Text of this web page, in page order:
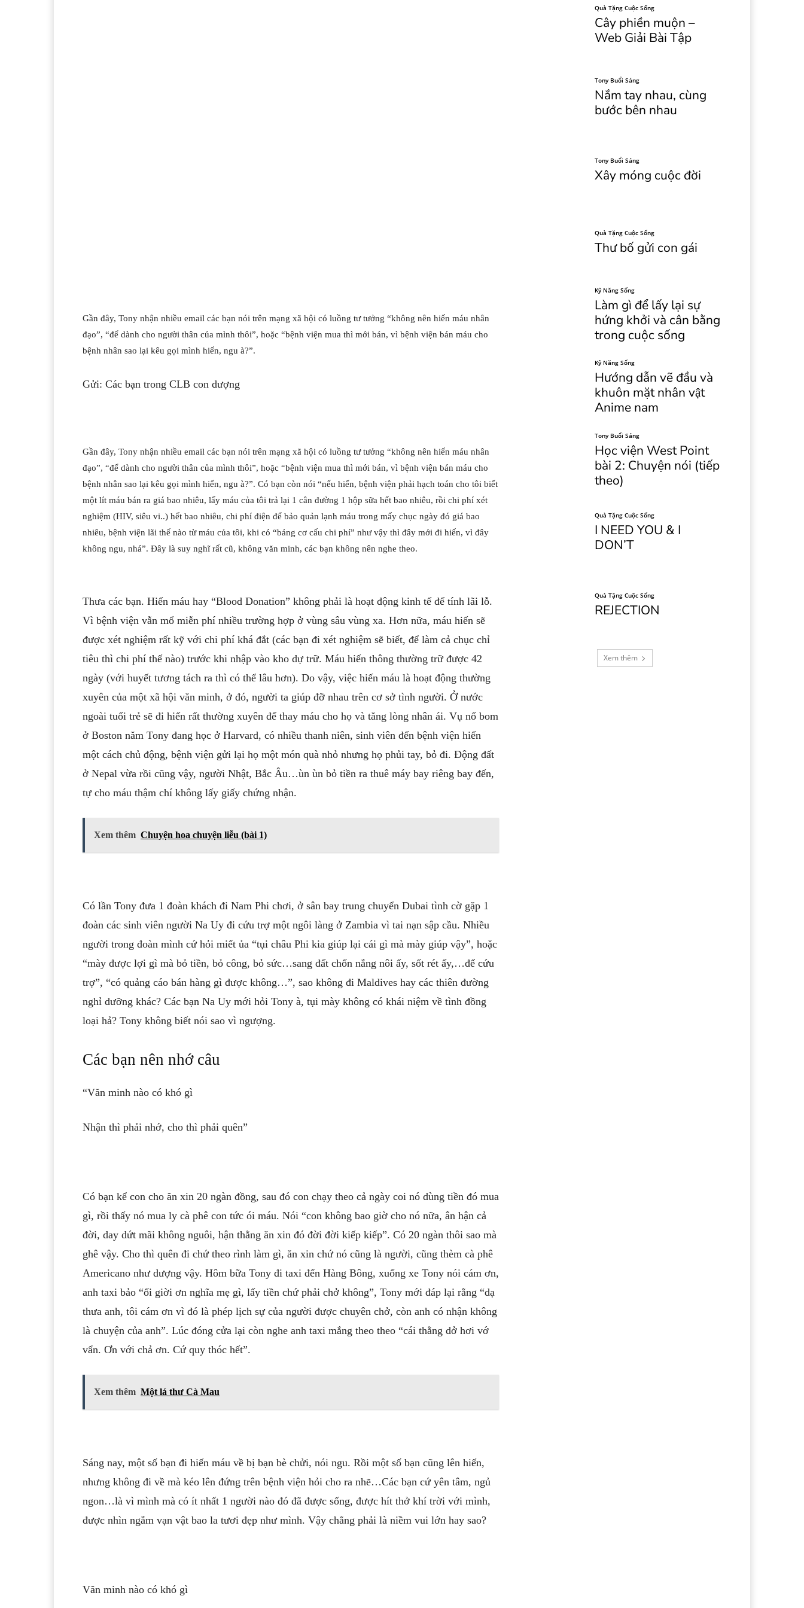
Gần đây, Tony nhận nhiều email các bạn nói trên mạng xã hội có luồng tư tưởng “không nên hiến máu nhân
đạo”, “để dành cho người thân của mình thôi”, hoặc “bệnh viện mua thì mới bán, vì bệnh viện bán máu cho
bệnh nhân sao lại kêu gọi mình hiến, ngu à?”.
Gửi: Các bạn trong CLB con dượng
Gần đây, Tony nhận nhiều email các bạn nói trên mạng xã hội có luồng tư tưởng “không nên hiến máu nhân
đạo”, “để dành cho người thân của mình thôi”, hoặc “bệnh viện mua thì mới bán, vì bệnh viện bán máu cho
bệnh nhân sao lại kêu gọi mình hiến, ngu à?”. Có bạn còn nói “nếu hiến, bệnh viện phải hạch toán cho tôi biết
một lít máu bán ra giá bao nhiêu, lấy máu của tôi trả lại 1 cân đường 1 hộp sữa hết bao nhiêu, rồi chi phí xét
nghiệm (HIV, siêu vi..) hết bao nhiêu, chi phí điện để bảo quản lạnh máu trong mấy chục ngày đó giá bao
nhiêu, bệnh viện lãi thế nào từ máu của tôi, khi có “bảng cơ cấu chi phí” như vậy thì đây mới đi hiến, vì đây
không ngu, nhá”. Đây là suy nghĩ rất cũ, không văn minh, các bạn không nên nghe theo.
Thưa các bạn. Hiến máu hay “Blood Donation” không phải là hoạt động kinh tế để tính lãi lỗ.
Vì bệnh viện vẫn mổ miễn phí nhiều trường hợp ở vùng sâu vùng xa. Hơn nữa, máu hiến sẽ
được xét nghiệm rất kỹ với chi phí khá đắt (các bạn đi xét nghiệm sẽ biết, để làm cả chục chỉ
tiêu thì chi phí thế nào) trước khi nhập vào kho dự trữ. Máu hiến thông thường trữ được 42
ngày (với huyết tương tách ra thì có thể lâu hơn). Do vậy, việc hiến máu là hoạt động thường
xuyên của một xã hội văn minh, ở đó, người ta giúp đỡ nhau trên cơ sở tình người. Ở nước
ngoài tuổi trẻ sẽ đi hiến rất thường xuyên để thay máu cho họ và tăng lòng nhân ái. Vụ nổ bom
ở Boston năm Tony đang học ở Harvard, có nhiều thanh niên, sinh viên đến bệnh viện hiến
một cách chủ động, bệnh viện gửi lại họ một món quà nhỏ nhưng họ phủi tay, bỏ đi. Động đất
ở Nepal vừa rồi cũng vậy, người Nhật, Bắc Âu…ùn ùn bỏ tiền ra thuê máy bay riêng bay đến,
tự cho máu thậm chí không lấy giấy chứng nhận.
Xem thêm Chuyện hoa chuyện liễu (bài 1)
Có lần Tony đưa 1 đoàn khách đi Nam Phi chơi, ở sân bay trung chuyển Dubai tình cờ gặp 1
đoàn các sinh viên người Na Uy đi cứu trợ một ngôi làng ở Zambia vì tai nạn sập cầu. Nhiều
người trong đoàn mình cứ hỏi miết ủa “tụi châu Phi kia giúp lại cái gì mà mày giúp vậy”, hoặc
“mày được lợi gì mà bỏ tiền, bỏ công, bỏ sức…sang đất chốn nắng nôi ấy, sốt rét ấy,…để cứu
trợ”, “có quảng cáo bán hàng gì được không…”, sao không đi Maldives hay các thiên đường
nghỉ dưỡng khác? Các bạn Na Uy mới hỏi Tony à, tụi mày không có khái niệm về tình đồng
loại hả? Tony không biết nói sao vì ngượng.
Các bạn nên nhớ câu
“Văn minh nào có khó gì
Nhận thì phải nhớ, cho thì phải quên”
Có bạn kể con cho ăn xin 20 ngàn đồng, sau đó con chạy theo cả ngày coi nó dùng tiền đó mua
gì, rồi thấy nó mua ly cà phê con tức ói máu. Nói “con không bao giờ cho nó nữa, ân hận cả
đời, day dứt mãi không nguôi, hận thằng ăn xin đó đời đời kiếp kiếp”. Có 20 ngàn thôi sao mà
ghê vậy. Cho thì quên đi chứ theo rình làm gì, ăn xin chứ nó cũng là người, cũng thèm cà phê
Americano như dượng vậy. Hôm bữa Tony đi taxi đến Hàng Bông, xuống xe Tony nói cám ơn,
anh taxi bảo “ối giời ơn nghĩa mẹ gì, lấy tiền chứ phải chở không”, Tony mới đáp lại rằng “dạ
thưa anh, tôi cám ơn vì đó là phép lịch sự của người được chuyên chở, còn anh có nhận không
là chuyện của anh”. Lúc đóng cửa lại còn nghe anh taxi mắng theo theo “cái thằng dở hơi vớ
vẩn. Ơn với chả ơn. Cứ quy thóc hết”.
Xem thêm Một lá thư Cà Mau
Sáng nay, một số bạn đi hiến máu về bị bạn bè chửi, nói ngu. Rồi một số bạn cũng lên hiến,
nhưng không đi về mà kéo lên đứng trên bệnh viện hỏi cho ra nhẽ…Các bạn cứ yên tâm, ngủ
ngon…là vì mình mà có ít nhất 1 người nào đó đã được sống, được hít thở khí trời với mình,
được nhìn ngắm vạn vật bao la tươi đẹp như mình. Vậy chẳng phải là niềm vui lớn hay sao?
Văn minh nào có khó gì
Quà Tặng Cuộc Sống
Cây phiền muộn –
Web Giải Bài Tập
Tony Buổi Sáng
Nắm tay nhau, cùng
bước bên nhau
Tony Buổi Sáng
Xây móng cuộc đời
Quà Tặng Cuộc Sống
Thư bố gửi con gái
Kỹ Năng Sống
Làm gì để lấy lại sự
hứng khởi và cân bằng
trong cuộc sống
Kỹ Năng Sống
Hướng dẫn vẽ đầu và
khuôn mặt nhân vật
Anime nam
Tony Buổi Sáng
Học viện West Point
bài 2: Chuyện nói (tiếp
theo)
Quà Tặng Cuộc Sống
I NEED YOU & I
DON’T
Quà Tặng Cuộc Sống
REJECTION
Xem thêm